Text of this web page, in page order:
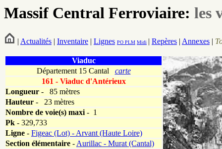
Massif Central Ferroviaire: les
| Actualités | Inventaire | Lignes PO PLM Midi | Repères | Annexes |
Viaduc
Département 15 Cantal carte
161 - Viaduc d'Antérieux
Longueur -
85 mètres
Hauteur -
23 mètres
Nombre de voie(s) maxi- 1
Pk - 329,733
Ligne - Figeac (Lot) - Arvant (Haute Loire)
Section élémentaire -Aurillac - Murat (Cantal)